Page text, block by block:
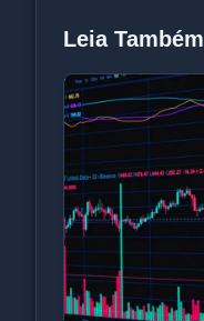
Leia Também